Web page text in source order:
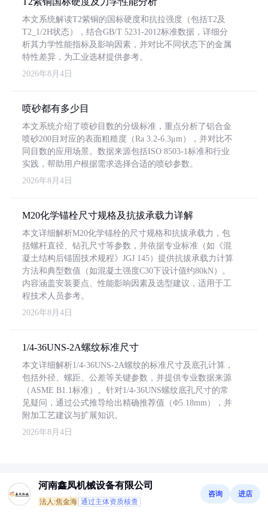
本文系统解读T2紫铜的国标硬度和抗拉强度（包括T2及
T2_1/2H状态），结合GB/T 5231-2012标准数据，详细分
析其力学性能指标及影响因素，并对比不同状态下的金属
特性差异，为工业选材提供参考。
2026年8月4日
喷砂都有多少目
本文系统介绍了喷砂目数的分级标准，重点分析了铝合金
喷砂200目对应的表面粗糙度（Ra 3.2-6.3μm），并对比不
同目数的应用场景。数据来源包括ISO 8503-1标准和行业
实践，帮助用户根据需求选择合适的喷砂参数。
2026年8月4日
M20化学锚栓尺寸规格及抗拔承载力详解
本文详细解析M20化学锚栓的尺寸规格和抗拔承载力，包
括螺杆直径、钻孔尺寸等参数，并依据专业标准（如《混
凝土结构后锚固技术规程》JGJ 145）提供抗拔承载力计算
方法和典型数值（如混凝土强度C30下设计值约80kN）。
内容涵盖安装要点、性能影响因素及选型建议，适用于工
程技术人员参考。
2026年8月4日
1/4-36UNS-2A螺纹标准尺寸
本文详细解析1/4-36UNS-2A螺纹的标准尺寸及底孔计算，
包括外径、螺距、公差等关键参数，并提供专业数据来源
（ASME B1.1标准）。针对1/4-36UNS螺纹底孔尺寸的常
见疑问，通过公式推导给出精确推荐值（Φ5.18mm），并
附加工艺建议与扩展知识。
2026年8月4日
河南鑫凤机械设备有限公司
法人:焦金海 通过主体资质核查
咨询 进店